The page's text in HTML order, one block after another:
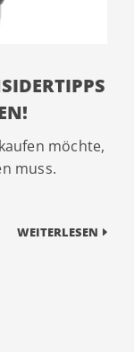
möchte,
muss.
WEITERLESEN